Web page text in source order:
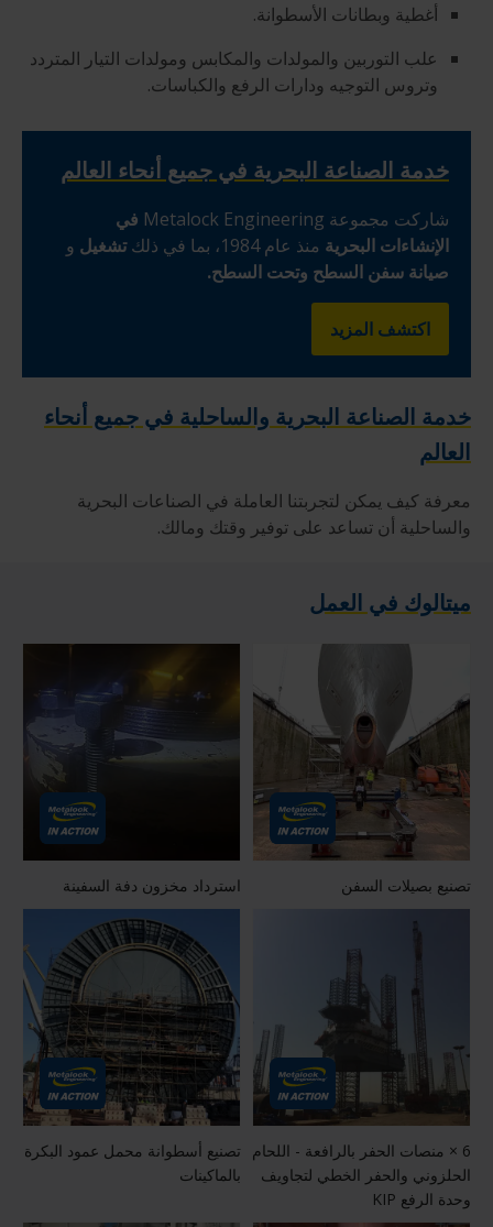
أغطية وبطانات الأسطوانة.
علب التوربين والمولدات والمكابس ومولدات التيار المتردد
وتروس التوجيه ودارات الرفع والكباسات.
خدمة الصناعة البحرية في جميع أنحاء العالم
شاركت مجموعة Metalock Engineering
في
الإنشاءات البحرية منذ عام 1984، بما في ذلك تشغيل و
صيانة سفن السطح وتحت السطح.
اكتشف المزيد
خدمة الصناعة البحرية والساحلية في جميع أنحاء
العالم
معرفة كيف يمكن لتجربتنا العاملة في الصناعات البحرية
والساحلية أن تساعد على توفير وقتك ومالك.
ميتالوك في العمل
تصنيع أسطوانة محمل عمود البكرة
بالماكينات
6 × منصات الحفر بالرافعة - اللحام
الحلزوني والحفر الخطي لتجاويف
وحدة الرفع KIP
استرداد مخزون دفة السفينة تصنيع بصيلات السفن